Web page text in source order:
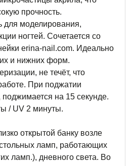
прочность.
для моделирования,
ногтей. Сочетается со
erina-nail.com. Идеально
и нижних форм.
не течёт, что
При поджатии
поджимается на 15 секунде.
/ UV 2 минуты.
открытой банку возле
ламп, работающих
ламп.), дневного света. Во